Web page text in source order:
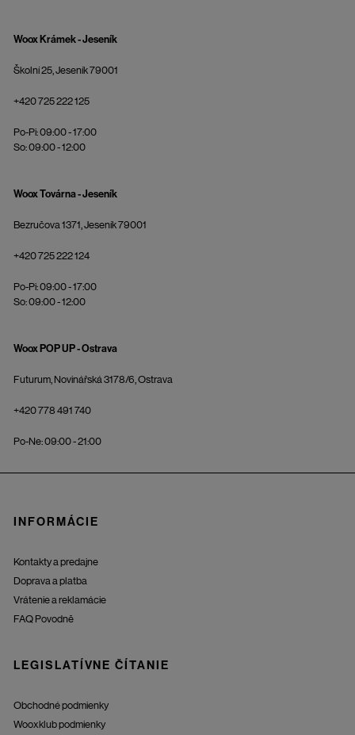
Woox Krámek - Jeseník
Školní 25, Jeseník 79001
+420 725 222 125
Po-Pi: 09:00 - 17:00
So: 09:00 - 12:00
Woox Továrna - Jeseník
Bezručova 1371, Jeseník 79001
+420 725 222 124
Po-Pi: 09:00 - 17:00
So: 09:00 - 12:00
Woox POP UP - Ostrava
Futurum, Novinářská 3178/6, Ostrava
+420 778 491 740
Po-Ne: 09:00 - 21:00
INFORMÁCIE
Kontakty a predajne
Doprava a platba
Vrátenie a reklamácie
FAQ Povodně
LEGISLATÍVNE ČÍTANIE
Obchodné podmienky
Wooxklub podmienky